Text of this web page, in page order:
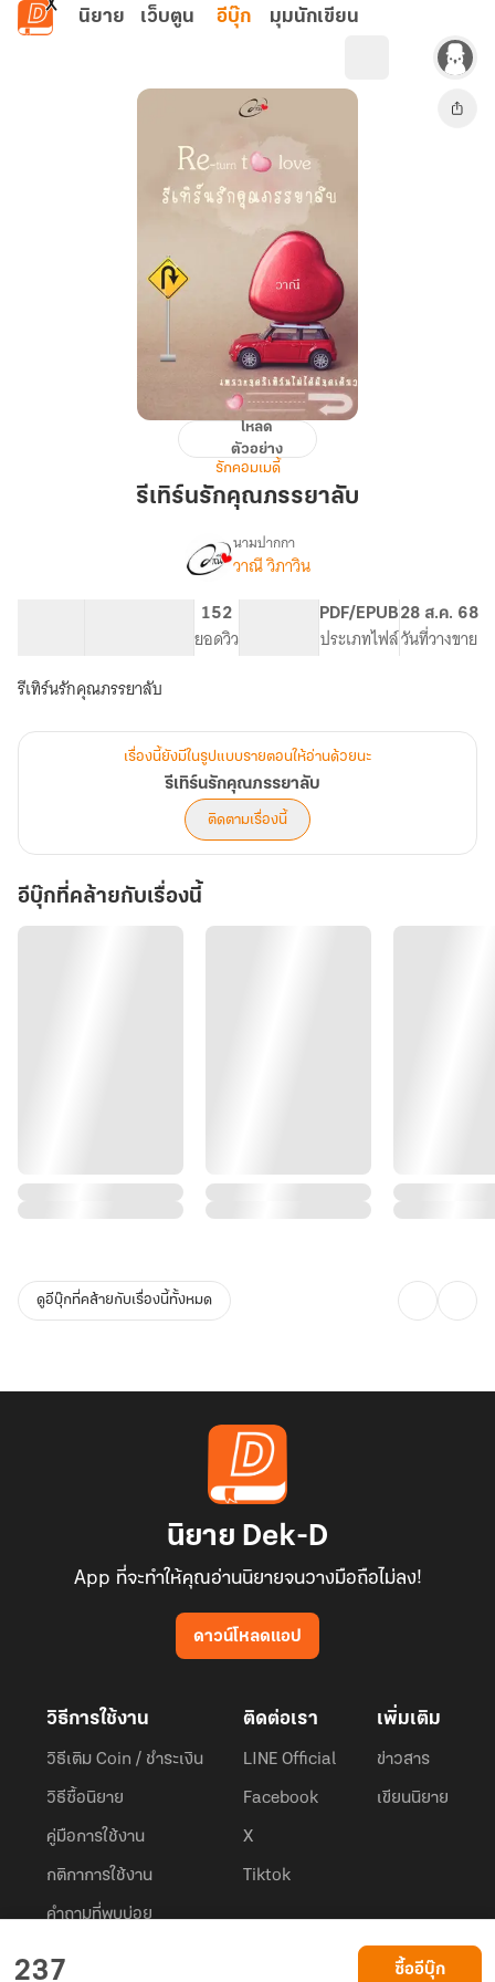
ข้ามไปยังเนื้อหาหลัก
นิยาย เว็บตูน อีบุ๊ก มุมนักเขียน
นรัก
โหลด
ตัวอย่าง
รักคอมเมดี้
รีเทิร์นรักคุณภรรยาลับ
เรื่อง
นามปากกา
วาณี วิภาวิน
152
ยอดวิว
PDF/EPUB
ประเภทไฟล์
28 ส.ค. 68
วันที่วางขาย
237 ซื้ออีบุ๊ก
รีเทิร์นรักคุณภรรยาลับ
เรื่องนี้ยังมีในรูปแบบรายตอนให้อ่านด้วยนะ
รีเทิร์นรักคุณภรรยาลับ
ติดตามเรื่องนี้
อีบุ๊กที่คล้ายกับเรื่องนี้
ดูอีบุ๊กที่คล้ายกับเรื่องนี้ทั้งหมด
นิยาย Dek-D
App ที่จะทำให้คุณอ่านนิยายจนวางมือถือไม่ลง!
ดาวน์โหลดแอป
วิธีการใช้งาน
วิธีเติม Coin / ชำระเงิน
วิธีซื้อนิยาย
คู่มือการใช้งาน
กติกาการใช้งาน
คำถามที่พบบ่อย
ติดต่อเรา
LINE Official
Facebook
X
Tiktok
เพิ่มเติม
ข่าวสาร
เขียนนิยาย
Dek-D.com ใช้คุกกี้เพื่อพัฒนาประสบการณ์ของ ผู้ใช้ให้ดียิ่งขึ้น
ยอมรับ